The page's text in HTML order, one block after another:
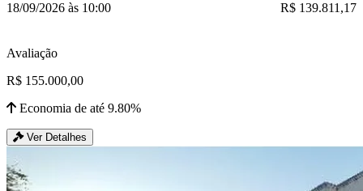
18/09/2026 às 10:00
R$ 139.811,17
Avaliação
R$ 155.000,00
Economia de até 9.80%
Ver Detalhes